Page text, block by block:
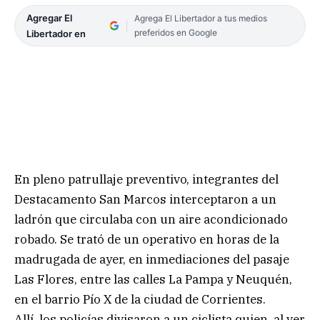
Agregar El
Libertador en
Agrega El Libertador a tus medios
preferidos en Google
En pleno patrullaje preventivo, integrantes del
Destacamento San Marcos interceptaron a un
ladrón que circulaba con un aire acondicionado
robado. Se trató de un operativo en horas de la
madrugada de ayer, en inmediaciones del pasaje
Las Flores, entre las calles La Pampa y Neuquén,
en el barrio Pío X de la ciudad de Corrientes.